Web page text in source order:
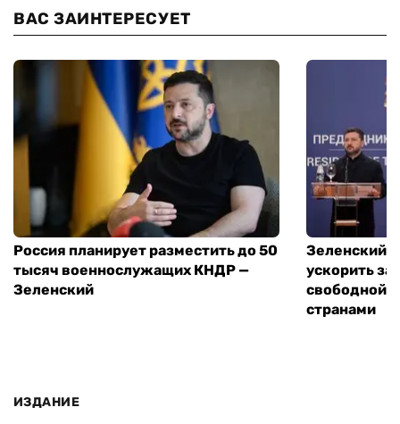
ВАС ЗАИНТЕРЕСУЕТ
Россия планирует разместить до 50
тысяч военнослужащих КНДР —
Зеленский
Зеленский
ускорить
свободной
странами
ИЗДАНИЕ